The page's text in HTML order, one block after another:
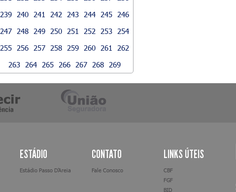
239
240 241 242 243 244 245
246
247
248 249 250 251 252 253
254
255
256 257 258 259 260 261
262
263
264 265 266 267 268 269
ESTÁDIO
Estádio Passo D’Areia
CONTATO
Fale Conosco
LINKS ÚTEIS
CBF
FGF
BID